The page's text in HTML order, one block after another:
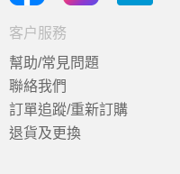
客户服務
幫助/常見問題
聯絡我們
訂單追蹤/重新訂購
退貨及更換